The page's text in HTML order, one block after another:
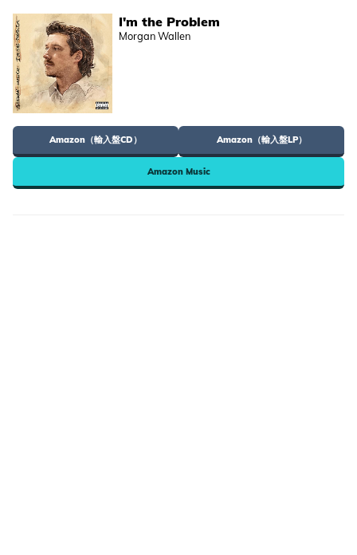
I'm the Problem
Morgan Wallen
Amazon（輸入盤CD） Amazon（輸入盤LP）
Amazon Music